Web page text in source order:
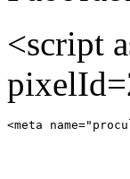
<script
<meta